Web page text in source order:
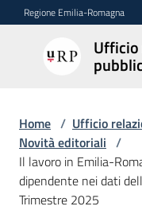
Vai al contenuto
Vai alla navigazione
Vai al footer
Regione Emilia-Romagna
Ufficio
relazioni
pubblico
Novità
Home / Ufficio
Novità editoriali /
Il lavoro in Emilia-
dipendente nei dati
Trimestre 2025